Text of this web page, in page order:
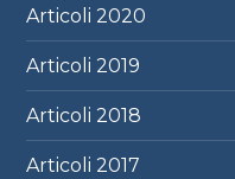
Articoli2020
Articoli2019
Articoli2018
Articoli2017